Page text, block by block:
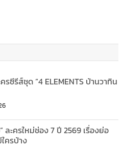
รซีรีส์ชุด “4 ELEMENTS บ้านวาทิน
ละครใหม่ช่อง 7 ปี 2569 เรื่องย่อ
ครบ้าง